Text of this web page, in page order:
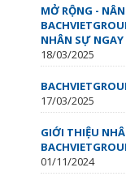
MỞ RỘNG -
NHÂN SỰ
18/03/2025
17/03/2025
GIỚI THIỆU
01/11/2024